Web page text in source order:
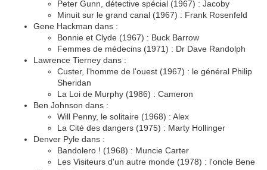
Peter Gunn, détective spécial (1967) : Jacoby
Minuit sur le grand canal (1967) : Frank Rosenfeld
Gene Hackman dans :
Bonnie et Clyde (1967) : Buck Barrow
Femmes de médecins (1971) : Dr Dave Randolph
Lawrence Tierney dans :
Custer, l'homme de l'ouest (1967) : le général Philip
Sheridan
La Loi de Murphy (1986) : Cameron
Ben Johnson dans :
Will Penny, le solitaire (1968) : Alex
La Cité des dangers (1975) : Marty Hollinger
Denver Pyle dans :
Bandolero ! (1968) : Muncie Carter
Les Visiteurs d'un autre monde (1978) : l'oncle Bene